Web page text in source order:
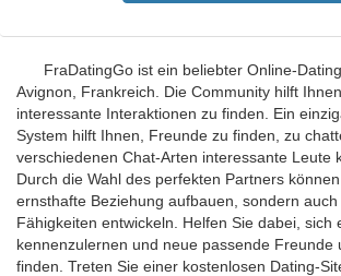
FraDatingGo ist ein beliebter Online-
Avignon, Frankreich. Die Community hilft
interessante Interaktionen zu finden. Ein
System hilft Ihnen, Freunde zu finden, zu
verschiedenen Chat-Arten interessante Leute
Durch die Wahl des perfekten Partners
ernsthafte Beziehung aufbauen, sondern
Fähigkeiten entwickeln. Helfen Sie dabei, sich
kennenzulernen und neue passende Freunde
finden. Treten Sie einer kostenlosen Dating-